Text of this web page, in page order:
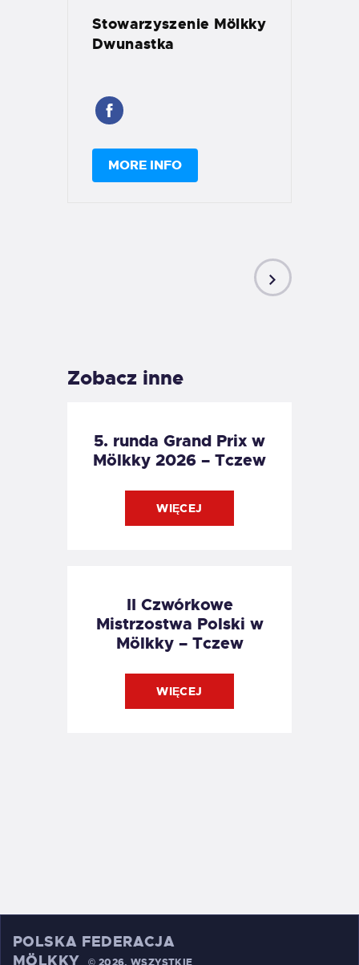
Stowarzyszenie Mölkky
Dwunastka
MORE INFO
Zobacz inne
5. runda Grand Prix w
Mölkky 2026 – Tczew
WIĘCEJ
II Czwórkowe
Mistrzostwa Polski w
Mölkky – Tczew
WIĘCEJ
POLSKA FEDERACJA